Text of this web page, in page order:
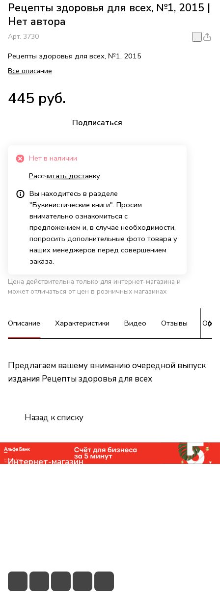
Рецепты здоровья для всех, №1, 2015 |
Нет автора
Арт. 3730
Рецепты здоровья для всех, №1, 2015
Все описание
445 руб.
Подписаться
Нет в наличии
Рассчитать доставку
Вы находитесь в разделе
"Букинистические книги". Просим
внимательно ознакомиться с
предложением и, в случае необходимости,
попросить дополнительные фото товара у
наших менеджеров перед совершением
заказа.
Цена действительна только для интернет-магазина и
может отличаться от цен в розничных магазинах
Описание Характеристики Видео Отзывы
Предлагаем вашему вниманию очередной выпуск
издания Рецепты здоровья для всех
Назад к списку
Интернет-магазин